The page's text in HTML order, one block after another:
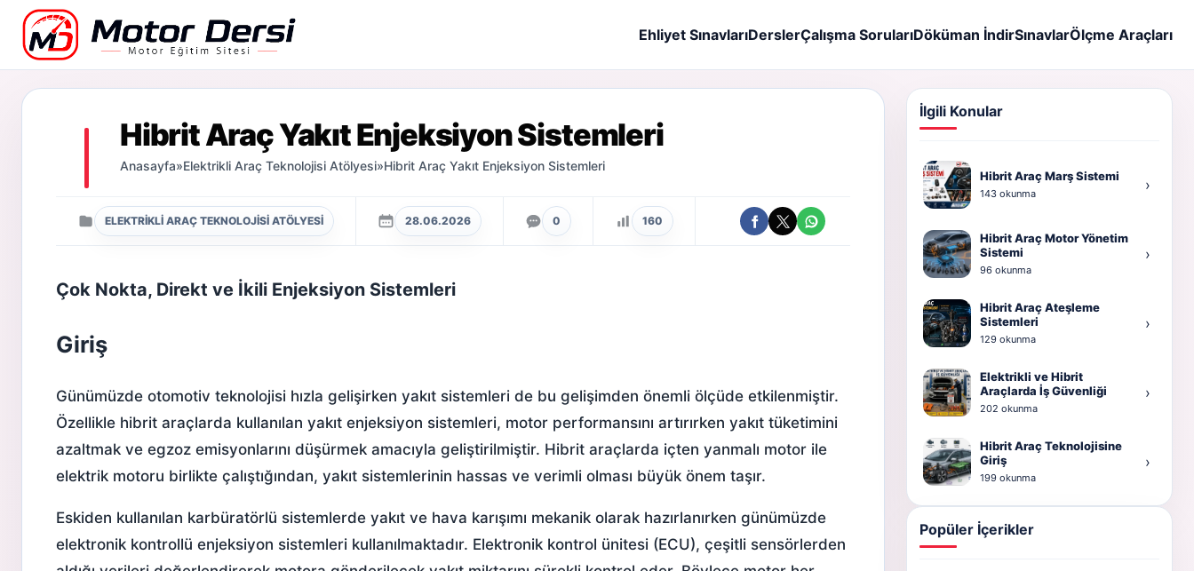
Motor Dersi
Ehliyet SınavlarıDerslerÇalışma SorularıDöküman İndirSınavlarÖlçme Araçları
Hibrit Araç Yakıt Enjeksiyon Sistemleri
Anasayfa»Elektrikli Araç Teknolojisi Atölyesi»Hibrit Araç Yakıt Enjeksiyon Sistemleri
ELEKTRIKLI ARAÇ TEKNOLOJISI ATÖLYESI 28.06.2026 0 160
Çok Nokta, Direkt ve İkili Enjeksiyon Sistemleri
Giriş
Günümüzde otomotiv teknolojisi hızla gelişirken yakıt sistemleri de bu gelişimden önemli ölçüde etkilenmiştir.
Özellikle hibrit araçlarda kullanılan yakıt enjeksiyon sistemleri, motor performansını artırırken yakıt tüketimini
azaltmak ve egzoz emisyonlarını düşürmek amacıyla geliştirilmiştir. Hibrit araçlarda içten yanmalı motor ile
elektrik motoru birlikte çalıştığından, yakıt sistemlerinin hassas ve verimli olması büyük önem taşır.
Eskiden kullanılan karbüratörlü sistemlerde yakıt ve hava karışımı mekanik olarak hazırlanırken günümüzde
elektronik kontrollü enjeksiyon sistemleri kullanılmaktadır. Elektronik kontrol ünitesi (ECU), çeşitli sensörlerden
İlgili Konular
Hibrit Araç Marş Sistemi
143 okunma ›
Hibrit Araç Motor Yönetim
Sistemi
96 okunma
›
Hibrit Araç Ateşleme
Sistemleri
129 okunma
›
Elektrikli ve Hibrit
Araçlarda İş Güvenliği
202 okunma
›
Hibrit Araç Teknolojisine
Giriş
199 okunma
›
Popüler İçerikler